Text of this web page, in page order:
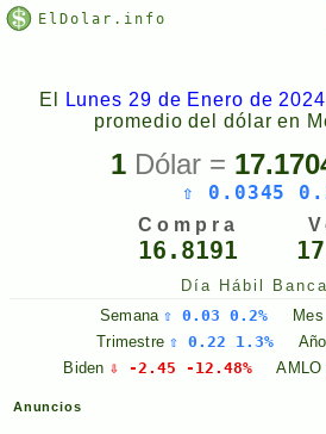
ElDolar.info
El Lunes 29 de Enero de 2024
promedio del dólar en
1 Dólar =
⇧ 0.0345
Compra
16.8191
Día Hábil
Semana ⇧ 0.03 0.2% Mes
Trimestre ⇧ 0.22 1.3% Año
Biden ⇩ -2.45 -12.48% AMLO
Anuncios